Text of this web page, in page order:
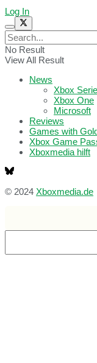
Log In
No Result
View All Result
News
Xbox
Xbox One
Microsoft
Reviews
Games with
Xbox Game
Xboxmedia hilft
© 2024 Xboxmedia.de